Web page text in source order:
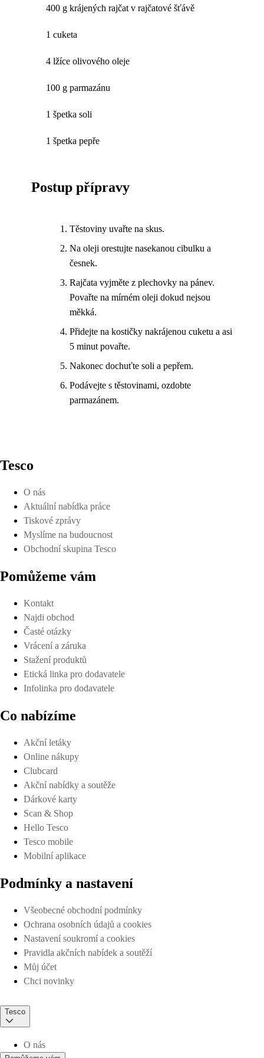
400 g krájených rajčat v rajčatové šťávě
1 cuketa
4 lžíce olivového oleje
100 g parmazánu
1 špetka soli
1 špetka pepře
Postup přípravy
Těstoviny uvařte na skus.
Na oleji orestujte nasekanou cibulku a
česnek.
Rajčata vyjměte z plechovky na pánev.
Povařte na mírném oleji dokud nejsou
měkká.
Přidejte na kostičky nakrájenou cuketu a asi
5 minut povařte.
Nakonec dochuťte soli a pepřem.
Podávejte s těstovinami, ozdobte
parmazánem.
Tesco
O nás
Aktuální nabídka práce
Tiskové zprávy
Myslíme na budoucnost
Obchodní skupina Tesco
Pomůžeme vám
Kontakt
Najdi obchod
Časté otázky
Vrácení a záruka
Stažení produktů
Etická linka pro dodavatele
Infolinka pro dodavatele
Co nabízíme
Akční letáky
Online nákupy
Clubcard
Akční nabídky a soutěže
Dárkové karty
Scan & Shop
Hello Tesco
Tesco mobile
Mobilní aplikace
Podmínky a nastavení
Všeobecné obchodní podmínky
Ochrana osobních údajů a cookies
Nastavení soukromí a cookies
Pravidla akčních nabídek a soutěží
Můj účet
Chci novinky
Tesco
O nás